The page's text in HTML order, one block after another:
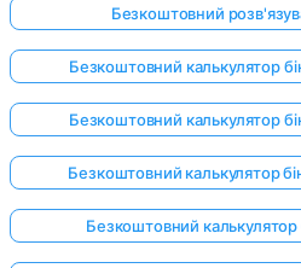
Безкоштовний
Безкоштовний калькулятор
Безкоштовний калькулятор
Безкоштовний калькулятор
Безкоштовний калькулятор